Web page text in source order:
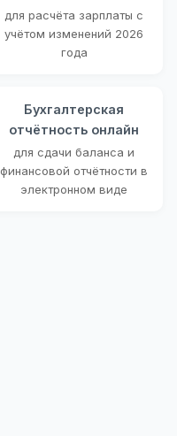
для расчёта зарплаты с
учётом изменений 2026
года
Бухгалтерская
отчётность онлайн
для сдачи баланса и
финансовой отчётности в
электронном виде